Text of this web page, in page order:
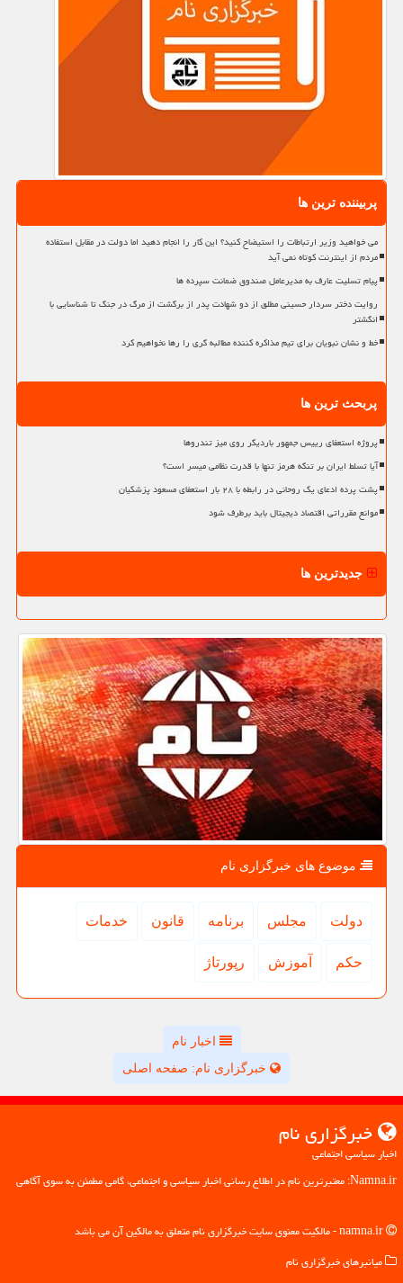
پربیننده ترین ها
می خواهید وزیر ارتباطات را استیضاح کنید؟ این کار را انجام دهید اما دولت در مقابل استفاده
مردم از اینترنت کوتاه نمی آید
پیام تسلیت عارف به مدیرعامل صندوق ضمانت سپرده ها
روایت دختر سردار حسینی مطلق از دو شهادت پدر از برگشت از مرگ در جنگ تا شناسایی با
انگشتر
خط و نشان نبویان برای تیم مذاکره کننده مطالبه گری را رها نخواهیم کرد
پربحث ترین ها
پروژه استعفای رییس جمهور باردیگر روی میز تندروها
آیا تسلط ایران بر تنگه هرمز تنها با قدرت نظامی میسر است؟
پشت پرده ادعای یک روحانی در رابطه با ۲۸ بار استعفای مسعود پزشکیان
موانع مقرراتی اقتصاد دیجیتال باید برطرف شود
جدیدترین ها
موضوع های خبرگزاری نام
دولت مجلس برنامه قانون خدمات
حكم آموزش رپورتاژ
اخبار نام
خبرگزاری نام: صفحه اصلی
خبرگزاری نام
اخبار سیاسی اجتماعی
Namna.ir: معتبرترین نام در اطلاع رسانی اخبار سیاسی و اجتماعی، گامی مطمئن به سوی آگاهی
میانبرهای خبرگزاری نام